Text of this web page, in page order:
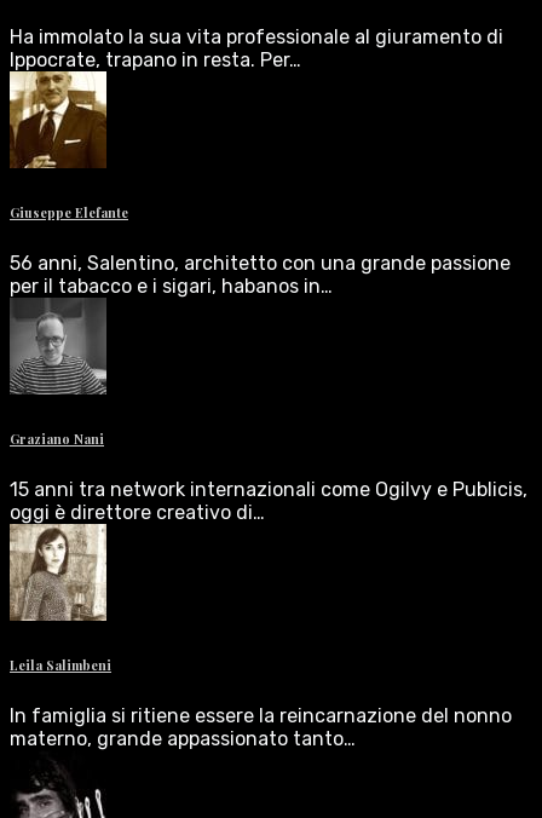
Ha immolato la sua vita professionale al giuramento di
Ippocrate, trapano in resta. Per…
Giuseppe Elefante
56 anni, Salentino, architetto con una grande passione
per il tabacco e i sigari, habanos in…
Graziano Nani
15 anni tra network internazionali come Ogilvy e Publicis,
oggi è direttore creativo di…
Leila Salimbeni
In famiglia si ritiene essere la reincarnazione del nonno
materno, grande appassionato tanto…